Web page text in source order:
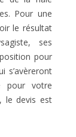
Pour une
le résultat
ses
pour
s’avèreront
pour votre
le devis est